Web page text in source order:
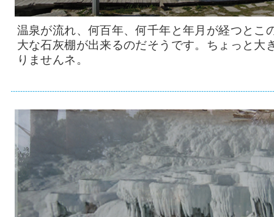
温泉が流れ、何百年、何千年と年月が経つとこ
大な石灰棚が出来るのだそうです。ちょっと大
りませんネ。